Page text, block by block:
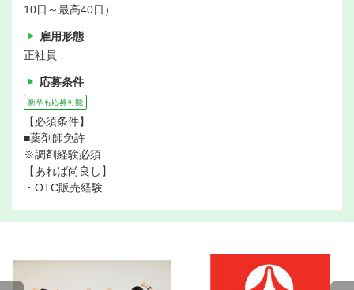
10日～最高40日）
雇用形態
正社員
応募条件
新卒も応募可能
【必須条件】
■薬剤師免許
※調剤経験必須
【あれば尚良し】
・OTC販売経験